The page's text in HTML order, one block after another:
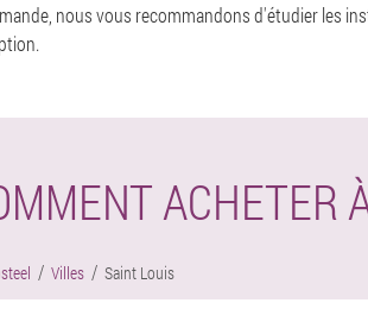
nous vous recommandons d'étudier les
ACHETER
Villes Saint Louis